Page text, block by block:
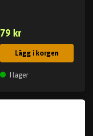
79 kr
Lägg i korgen
I lager